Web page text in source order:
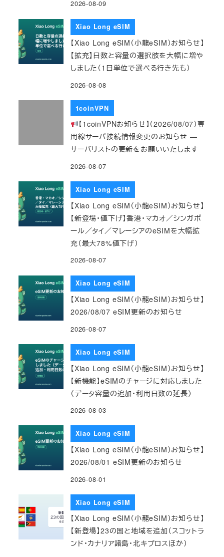
2026-08-09
Xiao Long eSIM
【Xiao Long eSIM（小龍eSIM）お知らせ】
【拡充】日数と容量の選択肢を大幅に増や
しました（1日単位で選べる行き先も）
2026-08-08
1coinVPN
【1coinVPNお知らせ】（2026/08/07）専
用線サーバ接続情報変更のお知らせ ―
サーバリストの更新をお願いいたします
2026-08-07
Xiao Long eSIM
【Xiao Long eSIM（小龍eSIM）お知らせ】
【新登場・値下げ】香港・マカオ／シンガポ
ール／タイ／マレーシアのeSIMを大幅拡
充（最大78%値下げ）
2026-08-07
Xiao Long eSIM
【Xiao Long eSIM（小龍eSIM）お知らせ】
2026/08/07 eSIM更新のお知らせ
2026-08-07
Xiao Long eSIM
【Xiao Long eSIM（小龍eSIM）お知らせ】
【新機能】eSIMのチャージに対応しました
（データ容量の追加・利用日数の延長）
2026-08-03
Xiao Long eSIM
【Xiao Long eSIM（小龍eSIM）お知らせ】
2026/08/01 eSIM更新のお知らせ
2026-08-01
Xiao Long eSIM
【Xiao Long eSIM（小龍eSIM）お知らせ】
【新登場】23の国と地域を追加（スコットラ
ンド・カナリア諸島・北キプロスほか）